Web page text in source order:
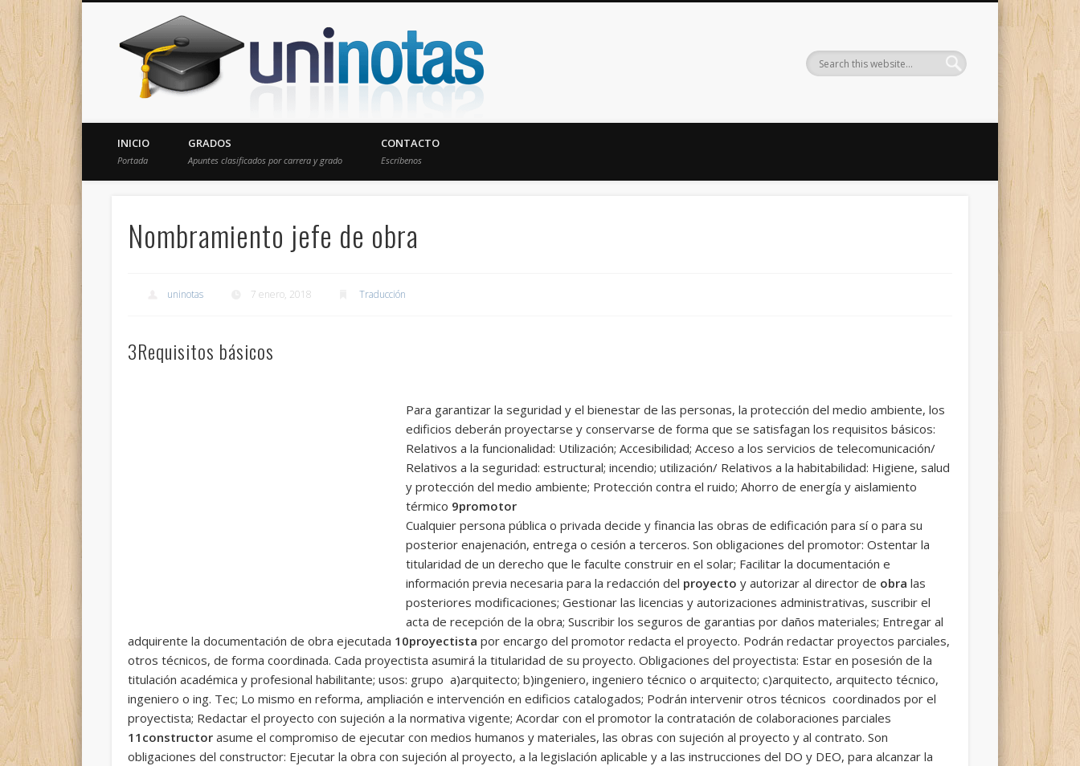
Donde encontrarás todas los apuntes de tu carrera
INICIO
Portada
GRADOS
Apuntes clasificados por carrera y grado
CONTACTO
Escríbenos
Nombramiento jefe de obra
uninotas 7 enero, 2018 Traducción
3Requisitos básicos
Para garantizar la seguridad y el bienestar de las personas, la protección del medio ambiente, los
edificios deberán proyectarse y conservarse de forma que se satisfagan los requisitos básicos:
Relativos a la funcionalidad: Utilización; Accesibilidad; Acceso a los servicios de telecomunicación/
Relativos a la seguridad: estructural; incendio; utilización/ Relativos a la habitabilidad: Higiene, salud
y protección del medio ambiente; Protección contra el ruido; Ahorro de energía y aislamiento
térmico 9promotor
Cualquier persona pública o privada decide y financia las obras de edificación para sí o para su
posterior enajenación, entrega o cesión a terceros. Son obligaciones del promotor: Ostentar la
titularidad de un derecho que le faculte construir en el solar; Facilitar la documentación e
información previa necesaria para la redacción del proyecto y autorizar al director de obra las
posteriores modificaciones; Gestionar las licencias y autorizaciones administrativas, suscribir el
acta de recepción de la obra; Suscribir los seguros de garantias por daños materiales; Entregar al
adquirente la documentación de obra ejecutada 10proyectista por encargo del promotor redacta el proyecto. Podrán redactar proyectos parciales,
otros técnicos, de forma coordinada. Cada proyectista asumirá la titularidad de su proyecto. Obligaciones del proyectista: Estar en posesión de la
titulación académica y profesional habilitante; usos: grupo a)arquitecto; b)ingeniero, ingeniero técnico o arquitecto; c)arquitecto, arquitecto técnico,
ingeniero o ing. Tec; Lo mismo en reforma, ampliación e intervención en edificios catalogados; Podrán intervenir otros técnicos coordinados por el
proyectista; Redactar el proyecto con sujeción a la normativa vigente; Acordar con el promotor la contratación de colaboraciones parciales
11constructor asume el compromiso de ejecutar con medios humanos y materiales, las obras con sujeción al proyecto y al contrato. Son
obligaciones del constructor: Ejecutar la obra con sujeción al proyecto, a la legislación aplicable y a las instrucciones del DO y DEO, para alcanzar la